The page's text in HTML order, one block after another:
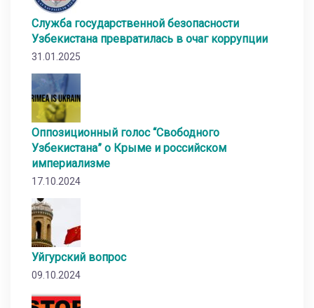
Служба государственной безопасности
Узбекистана превратилась в очаг коррупции
31.01.2025
Оппозиционный голос “Свободного
Узбекистана” о Крыме и российском
империализме
17.10.2024
Уйгурский вопрос
09.10.2024